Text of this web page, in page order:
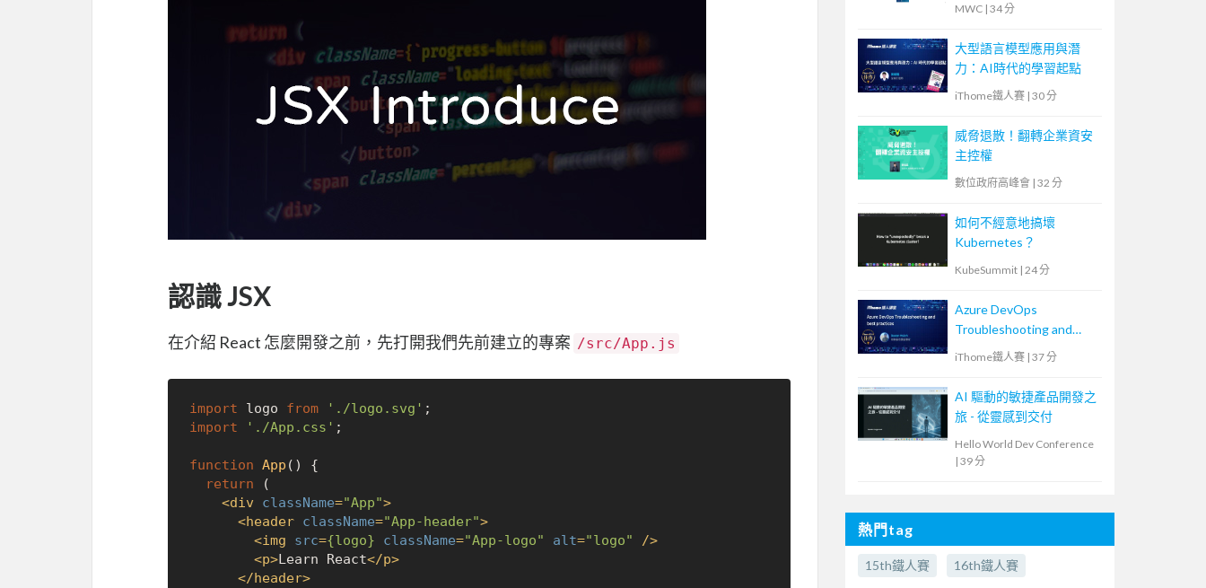
認識 JSX
在介紹 React 怎麼開發之前，先打開我們先前建立的專案 /src/App.js
import logo from './logo.svg'
import
'./App.css' ;
function App ( ) {
return (
<div className="App">
<header className="App-header">
<img src={logo} className="App-logo" alt="logo" />
<p>Learn React</p>
</header>
MWC | 34 分
大型語言模型應用與潛
力：AI時代的學習起點
iThome鐵人賽 | 30 分
威脅退散！翻轉企業資安
主控權
數位政府高峰會 | 32 分
如何不經意地搞壞
Kubernetes？
KubeSummit | 24 分
Azure DevOps
Troubleshooting and
best practices
iThome鐵人賽 | 37 分
AI 驅動的敏捷產品開發之
旅 - 從靈感到交付
Hello World Dev Conference
| 39 分
熱門tag
15th鐵人賽 16th鐵人賽